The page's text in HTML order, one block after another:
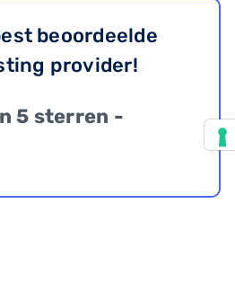
beoordeelde
provider!
5 sterren -